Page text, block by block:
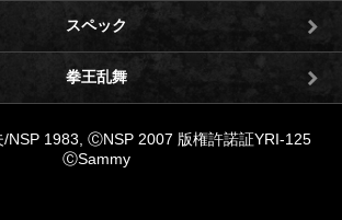
スペック
拳王乱舞
NSP 1983, ⒸNSP 2007 版権許諾証YRI-125
ⒸSammy